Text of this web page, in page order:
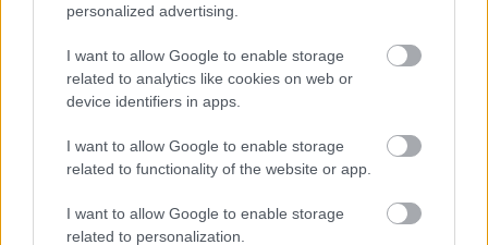
personalized advertising.
I want to allow Google to enable storage
related to analytics like cookies on web or
device identifiers in apps.
I want to allow Google to enable storage
related to functionality of the website or app.
I want to allow Google to enable storage
related to personalization.
0 0 Némítás
Dr. Marko HITELESÍTETT
Addig maradt, amíg a tortát osztották. A
frusztrált, meg az a két gyilkossági kísérlet sem
volt szép, de azért egy picit csendesebben,